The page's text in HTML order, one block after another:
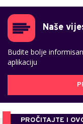
Naše
Budite bolje
aplikaciju
PROČITAJTE I